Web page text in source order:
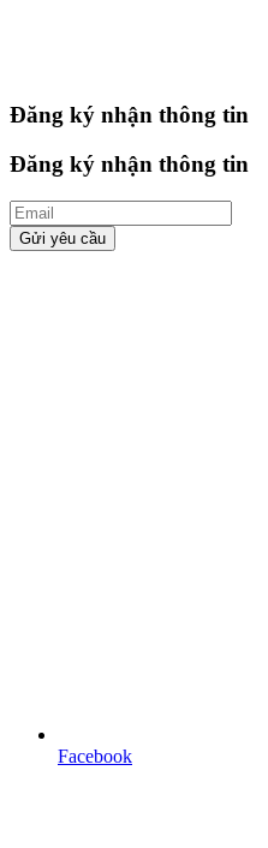
Đăng ký nhận thông tin
Đăng ký nhận thông tin
Gửi yêu cầu
Facebook